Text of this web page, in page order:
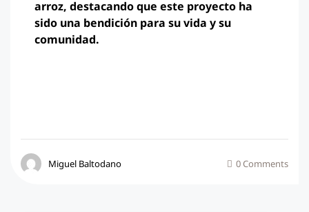
arroz, destacando que este proyecto ha
sido una bendición para su vida y su
comunidad.
Miguel Baltodano 0 Comments